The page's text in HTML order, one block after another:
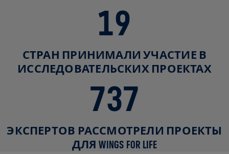
19
СТРАН ПРИНИМАЛИ УЧАСТИЕ В
ИССЛЕДОВАТЕЛЬСКИХ ПРОЕКТАХ
737
ЭКСПЕРТОВ РАССМОТРЕЛИ ПРОЕКТЫ
ДЛЯ WINGS FOR LIFE